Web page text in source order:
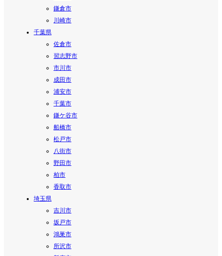
鎌倉市
川崎市
千葉県
佐倉市
習志野市
市川市
成田市
浦安市
千葉市
鎌ケ谷市
船橋市
松戸市
八街市
野田市
柏市
香取市
埼玉県
吉川市
坂戸市
鴻巣市
所沢市